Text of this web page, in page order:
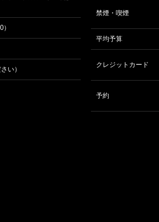
い）
禁煙・喫煙
平均予算
クレジットカード
予約